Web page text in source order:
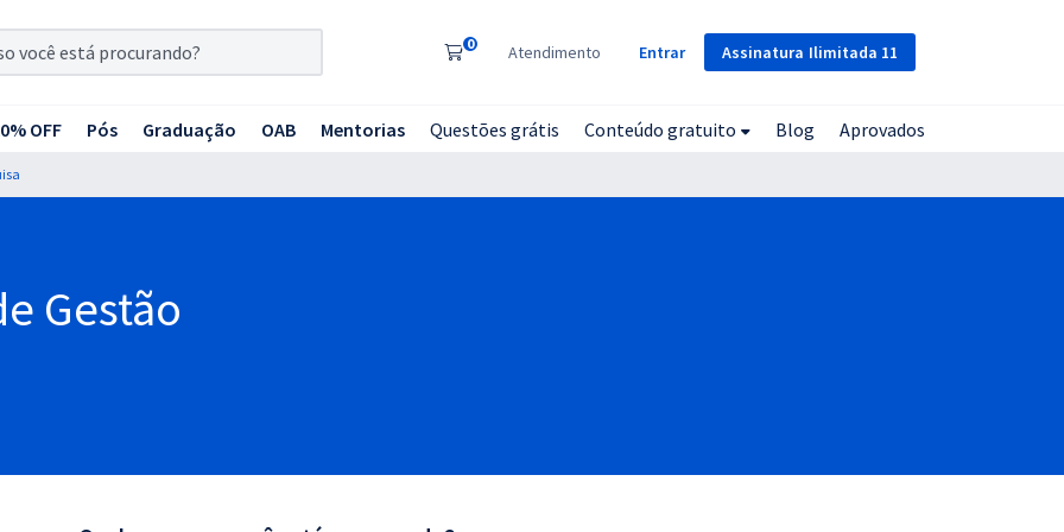
Assinatura Ilimitada 11
0 Atendimento Entrar
OFF Pós Graduação OAB Mentorias Questões grátis Conteúdo gratuito Blog Aprovados
Gestão